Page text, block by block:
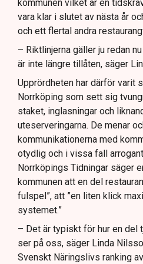
kommunen vilket är en
vara klar i slutet av nästa år
och ett flertal andra
– Riktlinjerna gäller ju redan
är inte längre tillåten, säger
Upprördheten har därför varit
Norrköping som sett sig
staket, inglasningar och
uteserveringarna. De menar
kommunikationerna med
otydlig och i vissa fall
Norrköpings Tidningar säger
kommunen att en del
fulspel”, att ”en liten klick
systemet.”
– Det är typiskt för hur en del
ser på oss, säger Linda
Svenskt Näringslivs ranking